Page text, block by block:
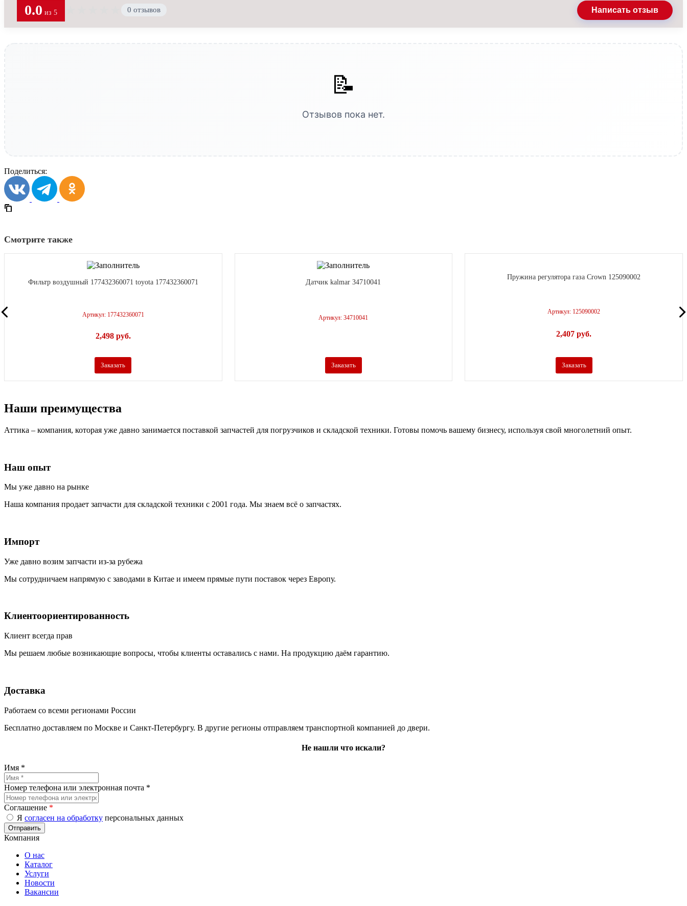
0.0 из 5 0 отзывов Написать отзыв
📝
Отзывов пока нет.
Поделиться:
Смотрите также
Фильтр воздушный 177432360071 toyota 177432360071
Артикул: 177432360071
2,498 руб.
Заказать
Датчик kalmar 34710041
Артикул: 34710041
Заказать
Пружина регулятора газа Crown 125090002
Артикул: 125090002
2,407руб.
Заказать
Наши преимущества
Аттика – компания, которая уже давно занимается поставкой запчастей для погрузчиков и складской техники. Готовы помочь вашему бизнесу, используя свой многолетний опыт.
Наш опыт
Мы уже давно на рынке
Наша компания продает запчасти для складской техники с 2001 года. Мы знаем всё о запчастях.
Импорт
Уже давно возим запчасти из-за рубежа
Мы сотрудничаем напрямую с заводами в Китае и имеем прямые пути поставок через Европу.
Клиентоориентированность
Клиент всегда прав
Мы решаем любые возникающие вопросы, чтобы клиенты оставались с нами. На продукцию даём гарантию.
Доставка
Работаем со всеми регионами России
Бесплатно доставляем по Москве и Санкт-Петербургу. В другие регионы отправляем транспортной компанией до двери.
Не нашли что искали?
Имя *
Номер телефона или электронная почта *
Соглашение *
Я согласен на обработку персональных данных
Компания
О нас
Каталог
Услуги
Новости
Вакансии